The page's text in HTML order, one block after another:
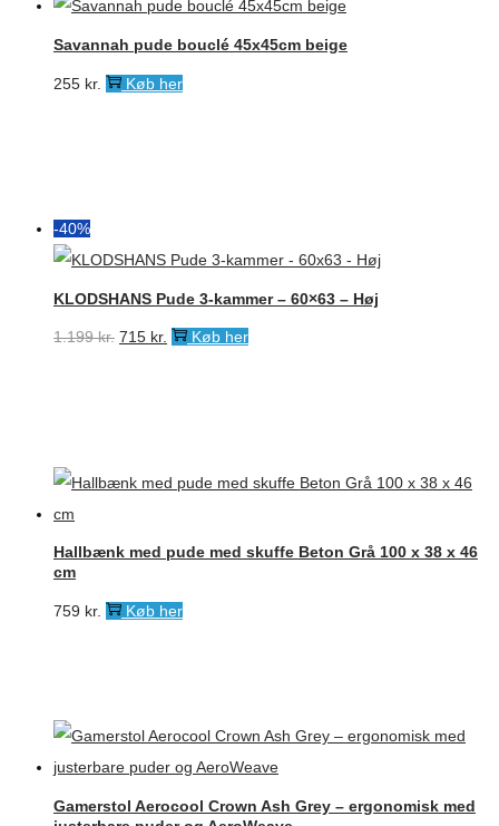
Savannah pude bouclé 45x45cm beige
255 kr. Køb her
-40%
KLODSHANS Pude 3-kammer – 60×63 – Høj
1.199kr. Den
715 kr. DenKøb her
Hallbænk med pude med skuffe Beton Grå 100 x 38 x 46
cm
759 kr. Køb her
Gamerstol Aerocool Crown Ash Grey – ergonomisk med